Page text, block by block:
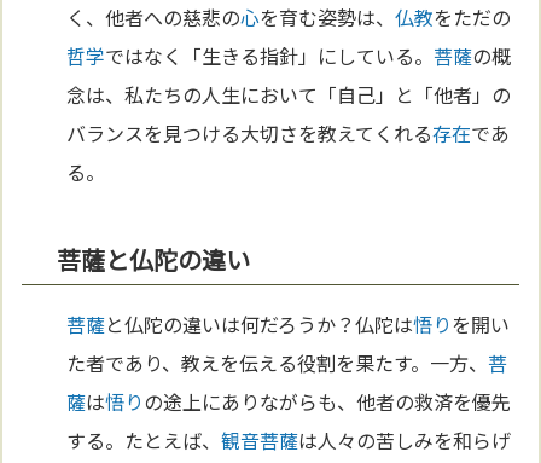
く、他者への慈悲の心を育む姿勢は、仏教をただの
哲学ではなく「生きる指針」にしている。菩薩の概
念は、私たちの人生において「自己」と「他者」の
バランスを見つける大切さを教えてくれる存在であ
る。
菩薩と仏陀の違い
菩薩と仏陀の違いは何だろうか？仏陀は悟りを開い
た者であり、教えを伝える役割を果たす。一方、菩
薩は悟りの途上にありながらも、他者の救済を優先
する。たとえば、観音菩薩は人々の苦しみを和らげ